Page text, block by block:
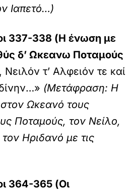
Ιαπετό…)
337-338 (Η ένωση με
δ’ Ωκεανω Ποταμούς
, Νειλόν τ’ Αλφειόν τε καί
(Μετάφραση: Η
Ωκεανό τους
Ποταμούς, τον Νείλο,
Ηριδανό με τις
364-365 (Οι